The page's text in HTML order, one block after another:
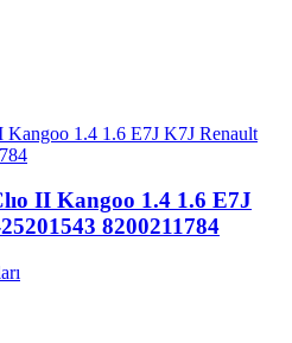
II Kangoo 1.4 1.6 E7J
8200211784